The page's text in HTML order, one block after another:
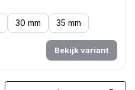
30 mm 35 mm
Bekijk variant